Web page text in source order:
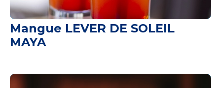
Mangue LEVER DE SOLEIL
MAYA